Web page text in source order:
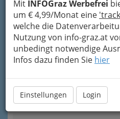
Mit INFOGraz Werbefrei
um € 4,99/Monat eine
welche die
Nutzung von info-graz.at
unbedingt notwendige
Infos dazu finden Sie hier
Einstellungen Login
Almer Interior GmbH
Kärntner Straße 30,
+43 316 586 080 - 4
E-Mail
Karte &
Kategorien